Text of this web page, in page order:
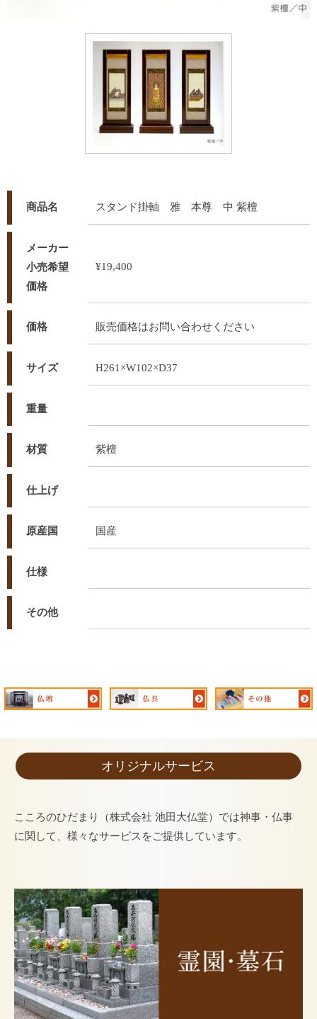
商品名 スタンド掛軸 雅 本尊 中 紫檀
メーカー
小売希望
価格
¥19,400
価格 販売価格はお問い合わせください
サイズ H261×W102×D37
重量
材質 紫檀
仕上げ
原産国 国産
仕様
その他
オリジナルサービス
こころのひだまり（株式会社 池田大仏堂）では神事・仏事
に関して、様々なサービスをご提供しています。